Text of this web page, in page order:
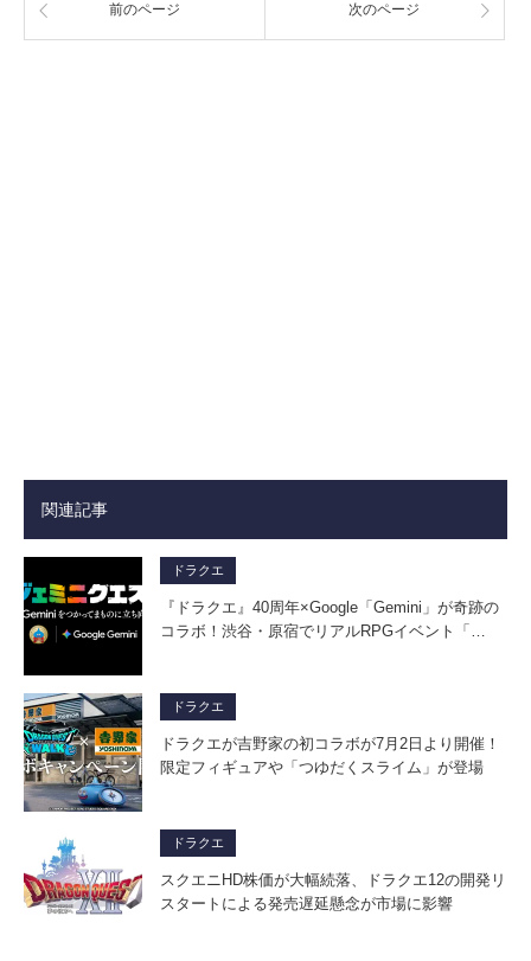
前のページ 次のページ
関連記事
ドラクエ
『ドラクエ』40周年×Google「Gemini」が奇跡の
コラボ！渋谷・原宿でリアルRPGイベント「…
ドラクエ
ドラクエが吉野家の初コラボが7月2日より開催！
限定フィギュアや「つゆだくスライム」が登場
ドラクエ
スクエニHD株価が大幅続落、ドラクエ12の開発リ
スタートによる発売遅延懸念が市場に影響